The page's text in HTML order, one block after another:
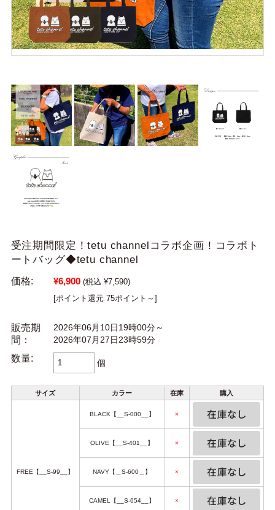
受注期間限定！tetu channelコラボ企画！コラボト
ートバッグ◆tetu channel
価格: ¥6,900 (税込 ¥7,590)
[ポイント還元 75ポイント～]
販売期
間：
2026年06月10日19時00分～
2026年07月27日23時59分
数量: 個
サイズ カラー 在庫 購入
FREE【__S-99__】
BLACK【__S-000__】 ×
OLIVE【__S-401__】 ×
NAVY【＿S-600＿】 ×
CAMEL【__S-654__】 ×